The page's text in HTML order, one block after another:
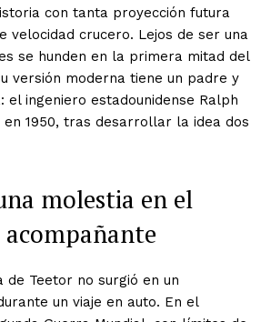
con tanta proyección futura
velocidad crucero. Lejos de ser una
se hunden en la primera mitad del
versión moderna tiene un padre y
el ingeniero estadounidense Ralph
1950, tras desarrollar la idea dos
molestia en el
de Teetor no surgió en un
un viaje en auto. En el